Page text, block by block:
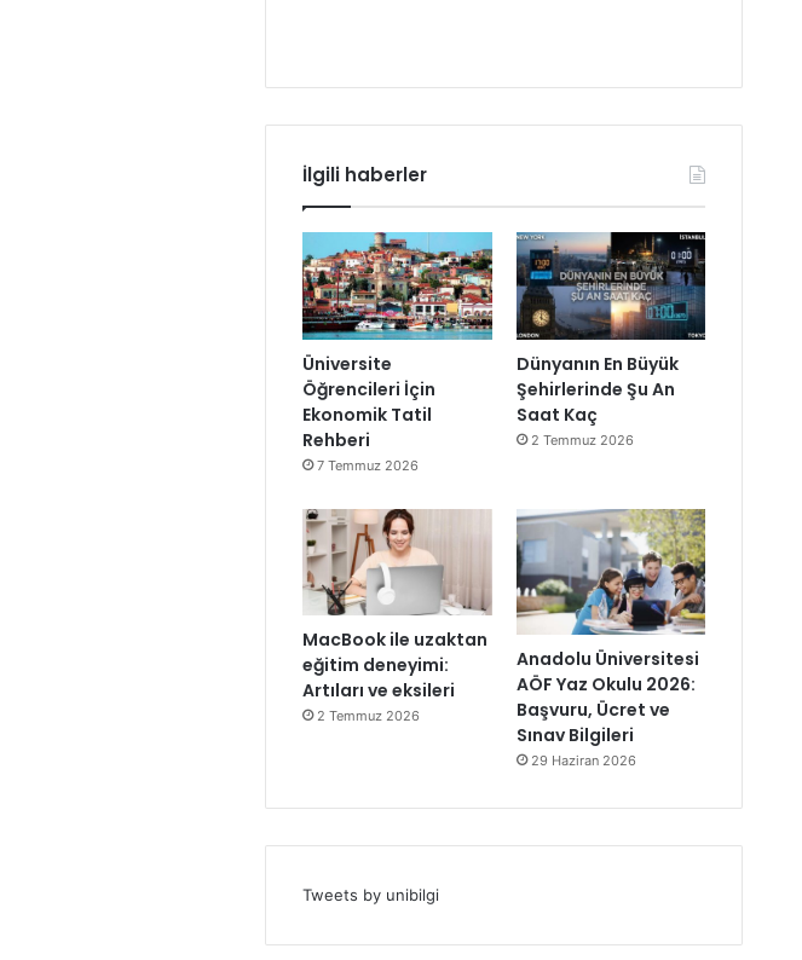
İlgili haberler
Üniversite
Öğrencileri İçin
Ekonomik Tatil
Rehberi
7 Temmuz 2026
Dünyanın En Büyük
Şehirlerinde Şu An
Saat Kaç
2 Temmuz 2026
MacBook ile uzaktan
eğitim deneyimi:
Artıları ve eksileri
2 Temmuz 2026
Anadolu Üniversitesi
AÖF Yaz Okulu 2026:
Başvuru, Ücret ve
Sınav Bilgileri
29 Haziran 2026
Tweets by unibilgi